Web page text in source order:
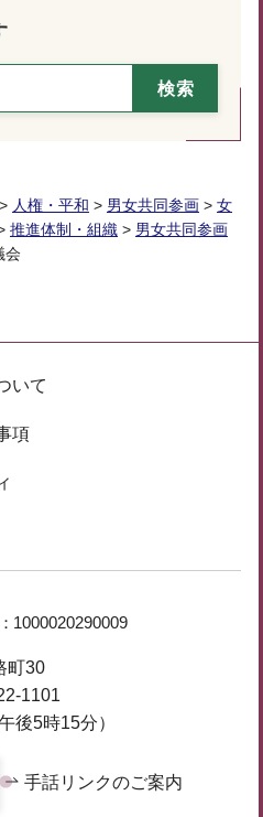
> 人権・平和 > 男女共同参画 > 女
推進体制・組織 > 男女共同参画
会
いて
項
1000020290009
町30
1101
後5時15分）
手話リンクのご案内